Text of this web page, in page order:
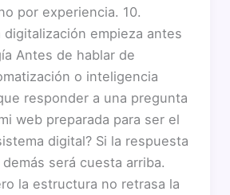
por experiencia. 10.
digitalización empieza antes
Antes de hablar de
o inteligencia
responder a una pregunta
web preparada para ser el
digital? Si la respuesta
será cuesta arriba.
la estructura no retrasa la